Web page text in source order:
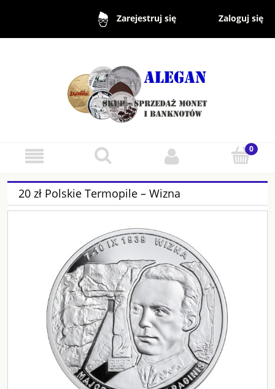
Zarejestruj się Zaloguj się
20 zł Polskie Termopile – Wizna